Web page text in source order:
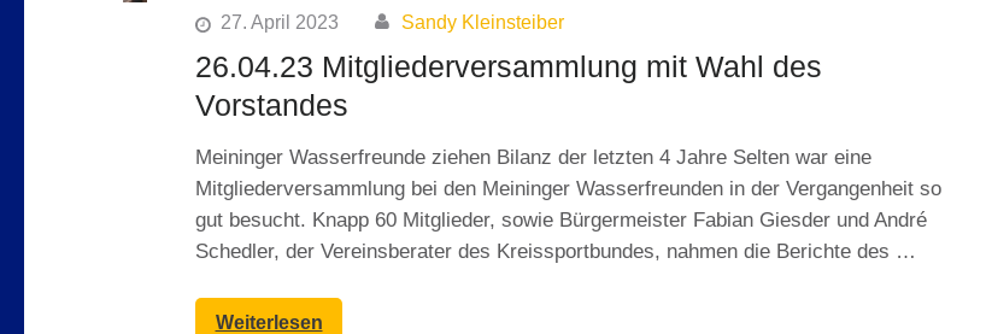
27. April 2023 Sandy Kleinsteiber
26.04.23 Mitgliederversammlung mit Wahl des
Vorstandes
Meininger Wasserfreunde ziehen Bilanz der letzten 4 Jahre Selten war eine
Mitgliederversammlung bei den Meininger Wasserfreunden in der Vergangenheit so
gut besucht. Knapp 60 Mitglieder, sowie Bürgermeister Fabian Giesder und André
Schedler, der Vereinsberater des Kreissportbundes, nahmen die Berichte des …
Weiterlesen